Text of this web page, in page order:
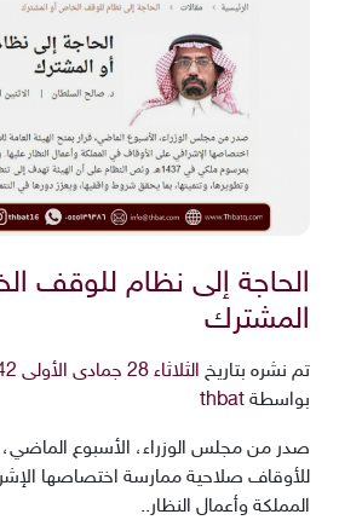
الحاجة إلى نظام للوقف
المشترك
تم نشره بتاريخ الثلاثاء 28 جمادى الأولى 1442هـ 12-1-2021م
بواسطة thbat
صدر من مجلس الوزراء، الأسبوع الماضي،
للأوقاف صلاحية ممارسة اختصاصها
المملكة وأعمال النظار..